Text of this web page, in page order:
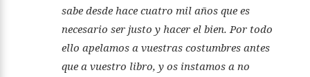
sabe desde hace cuatro mil años que es
necesario ser justo y hacer el bien. Por todo
ello apelamos a vuestras costumbres antes
que a vuestro libro, y os instamos a no